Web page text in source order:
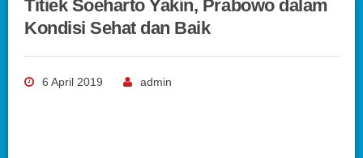
Titiek Soeharto Yakin, Prabowo dalam
Kondisi Sehat dan Baik
6 April 2019 admin